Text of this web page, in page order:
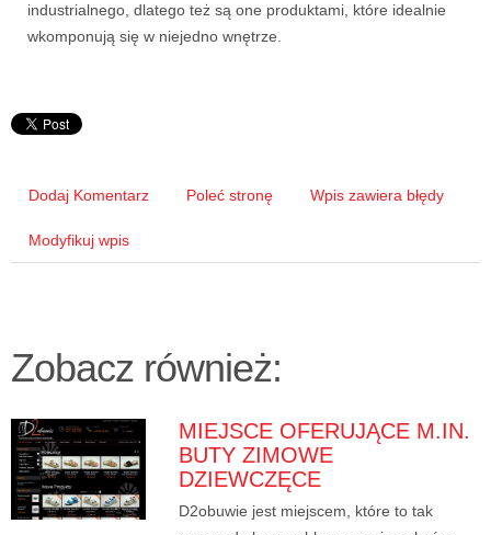
industrialnego, dlatego też są one produktami, które idealnie
wkomponują się w niejedno wnętrze.
Dodaj Komentarz Poleć stronę Wpis zawiera błędy
Modyfikuj wpis
Zobacz również:
MIEJSCE OFERUJĄCE M.IN.
BUTY ZIMOWE
DZIEWCZĘCE
D2obuwie jest miejscem, które to tak